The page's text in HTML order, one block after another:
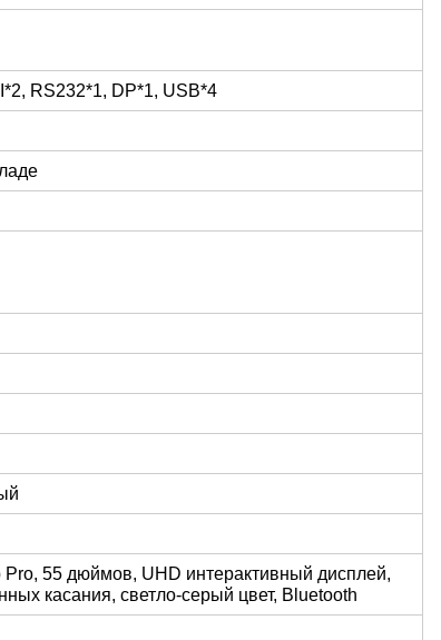
RS232*1, DP*1, USB*4
Pro, 55 дюймов, UHD интерактивный дисплей,
касания, светло-серый цвет, Bluetooth